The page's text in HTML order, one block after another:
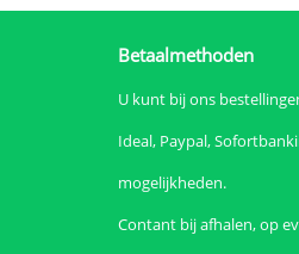
Betaalmethoden
U kunt bij ons
Ideal, Paypal,
mogelijkheden.
Contant bij afhalen, op